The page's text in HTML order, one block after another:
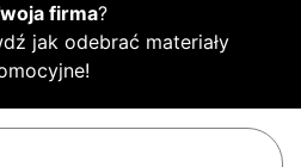
firma?
jak odebrać materiały